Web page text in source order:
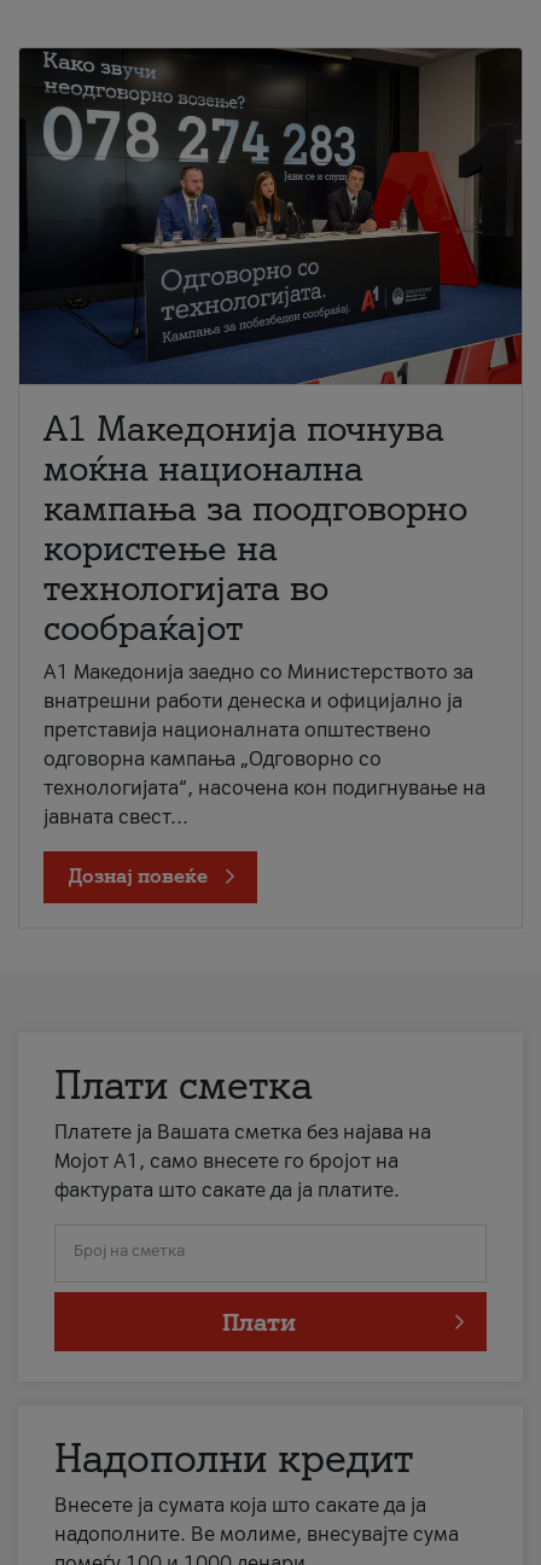
A1 Македонија почнува
моќна национална
кампања за поодговорно
користење на
технологијата во
сообраќајот
A1 Македонија заедно со Министерството за
внатрешни работи денеска и официјално ја
претставија националната општествено
одговорна кампања „Одговорно со
технологијата“, насочена кон подигнување на
јавната свест...
Дознај повеќе
Плати сметка
Платете ја Вашата сметка без најава на
Мојот А1, само внесете го бројот на
фактурата што сакате да ја платите.
Број на сметка
Плати
Надополни кредит
Внесете ја сумата која што сакате да ја
надополните. Ве молиме, внесувајте сума